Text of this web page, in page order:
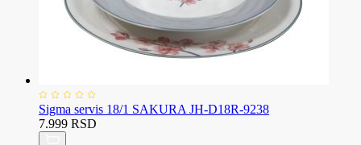
Sigma servis 18/1 SAKURA JH-D18R-9238
7.999 RSD